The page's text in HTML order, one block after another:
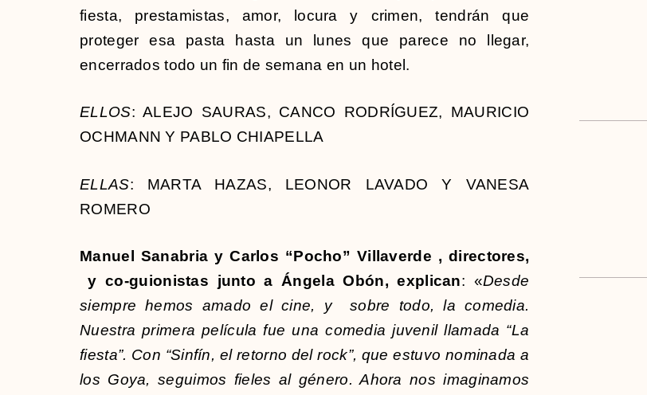
fiesta, prestamistas, amor, locura y crimen, tendrán que
proteger esa pasta hasta un lunes que parece no llegar,
encerrados todo un fin de semana en un hotel.
ELLOS: ALEJO SAURAS, CANCO RODRÍGUEZ, MAURICIO
OCHMANN Y PABLO CHIAPELLA
ELLAS: MARTA HAZAS, LEONOR LAVADO Y VANESA
ROMERO
Manuel Sanabria y Carlos “Pocho” Villaverde , directores,
y co-guionistas junto a Ángela Obón, explican: «Desde
siempre hemos amado el cine, y sobre todo, la comedia.
Nuestra primera película fue una comedia juvenil llamada “La
fiesta”. Con “Sinfín, el retorno del rock”, que estuvo nominada a
los Goya, seguimos fieles al género. Ahora nos imaginamos